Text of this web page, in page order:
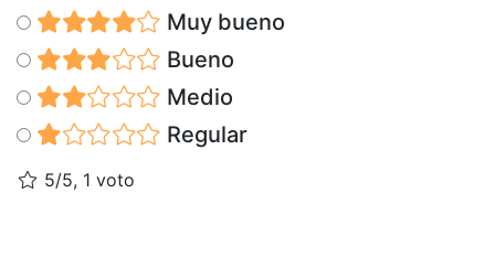
Muy bueno
Bueno
Medio
Regular
5/5, 1 voto